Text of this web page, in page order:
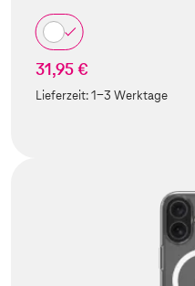
31,95 €
Lieferzeit:1-3 Werktage